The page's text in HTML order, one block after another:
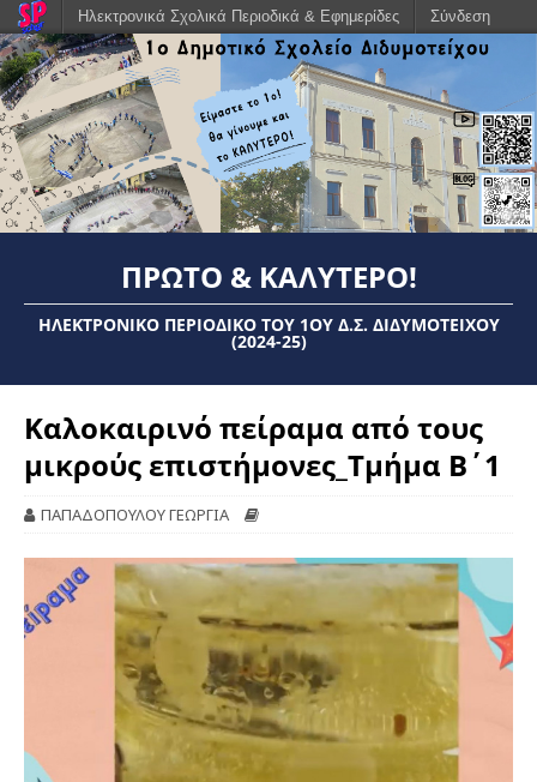
ΠΡΏΤΟ & ΚΑΛΎΤΕΡΟ!
ΗΛΕΚΤΡΟΝΙΚΌ ΠΕΡΙΟΔΙΚΌ ΤΟΥ 1ΟΥ Δ.Σ. ΔΙΔΥΜΟΤΕΊΧΟΥ
(2024-25)
Καλοκαιρινό πείραμα από τους
μικρούς επιστήμονες_Τμήμα Β΄1
ΠΑΠΑΔΟΠΟΥΛΟΥ ΓΕΩΡΓΙΑ
Ηλεκτρονικά Σχολικά Περιοδικά & Εφημερίδες Σύνδεση